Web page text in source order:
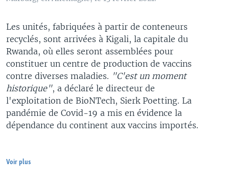
Les unités, fabriquées à partir de conteneurs
recyclés, sont arrivées à Kigali, la capitale du
Rwanda, où elles seront assemblées pour
constituer un centre de production de vaccins
contre diverses maladies. "C'est un moment
historique", a déclaré le directeur de
l'exploitation de BioNTech, Sierk Poetting. La
pandémie de Covid-19 a mis en évidence la
dépendance du continent aux vaccins importés.
Voir plus